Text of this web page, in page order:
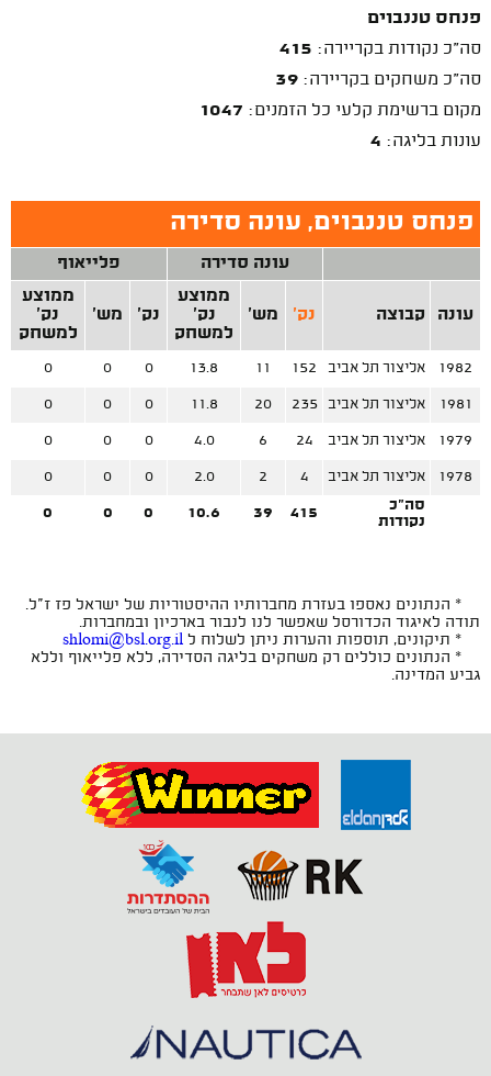
פנחס טננבוים
סה"כ נקודות בקריירה: 415
סה"כ משחקים בקריירה: 39
מקום ברשימת קלעי כל הזמנים: 1047
עונות בליגה: 4
פנחס טננבוים, עונה סדירה
עונה סדירה פלייאוף
עונה קבוצה נק' מש'
ממוצע
נק'
למשחק
נק' מש'
ממוצע
נק'
למשחק
1982 אליצור תל אביב 152
11
13.8
0
0
0
1981 אליצור תל אביב 235
20
11.8
0
0
0
1979 אליצור תל אביב 24
6
4.0
0
0
0
1978 אליצור תל אביב 4
2
2.0
0
0
0
סה"כ
נקודות
415
39
10.6
0
0
0
* הנתונים נאספו בעזרת מחברותיו ההיסטוריות של ישראל פז ז"ל.
תודה לאיגוד הכדורסל שאפשר לנו לנבור בארכיון ובמחברות.
* תיקונים, תוספות והערות ניתן לשלוח ל shlomi@bsl.org.il
* הנתונים כוללים רק משחקים בליגה הסדירה, ללא פלייאוף וללא
גביע המדינה.